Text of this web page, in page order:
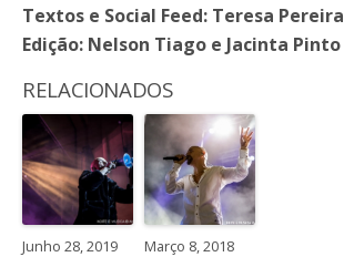
Textos e Social Feed: Teresa Pereira
Edição: Nelson Tiago e Jacinta Pinto
RELACIONADOS
Junho 28, 2019 Março 8, 2018